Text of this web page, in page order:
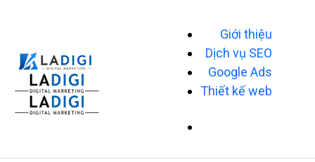
Dịch vụ SEO
Google Ads
Thiết kế web